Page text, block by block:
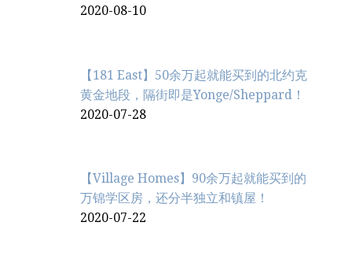
2020-08-10
【181 East】50余万起就能买到的北约克
黄金地段，隔街即是Yonge/Sheppard！
2020-07-28
【Village Homes】90余万起就能买到的
万锦学区房，还分半独立和镇屋！
2020-07-22